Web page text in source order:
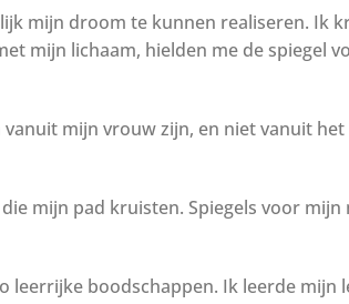
mijn droom te kunnen realiseren. Ik
mijn lichaam, hielden me de spiegel
mijn vrouw zijn, en niet vanuit het
mijn pad kruisten. Spiegels voor mijn
boodschappen. Ik leerde mijn